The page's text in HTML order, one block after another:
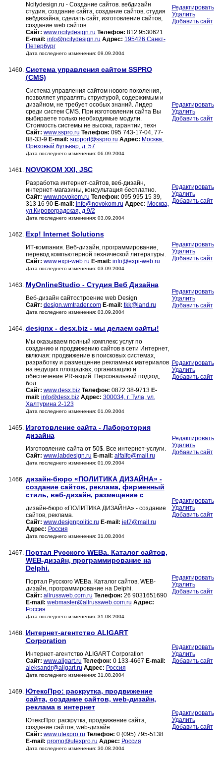
Ncitydesign.ru - Создание сайтов. вебдизайн
студия, создание сайта, создание сайтов, студия
вебдизайна, сделать сайт, изготовление сайтов,
создание web сайтов.
Сайт: www.ncitydesign.ru Телефон: 812 9530621
E-mail: info@ncitydesign.ru Адрес: 195426 Санкт-
Петербург
Дата последнего изменения: 09.09.2004
Редактировать
Удалить
Добавить сайт
1460. Система управления сайтом SSPRO
(CMS)
Система управления сайтом нового поколения,
позволяет управлять структурой, содержимым и
дизайном, не требует особых знаний. Лидер
среди систем CMS. При изготовлении сайта Вы
выбираете только необходимые модули.
Стоимость системы не высока, гарантии, техн
Сайт: www.sspro.ru Телефон: 095 743-17-04, 77-
88-33-9 E-mail: support@sspro.ru Адрес: Москва,
Ореховый бульвар, д. 57
Дата последнего изменения: 06.09.2004
Редактировать
Удалить
Добавить сайт
1461. NOVOKOM XXI, JSC
Разработка интернет-сайтов, веб-дизайн,
интернет-магазины, консультация бесплатно.
Сайт: www.novokom.ru Телефон: 095 995 15 39,
313 16 90 E-mail: info@novokom.ru Адрес: Москва,
ул.Кировоградская, д.9/2
Дата последнего изменения: 03.09.2004
Редактировать
Удалить
Добавить сайт
1462. Exp! Internet Solutions
ИТ-компания. Веб-дизайн, программирование,
перевод компьютерной технической литературы.
Сайт: www.expi-web.ru E-mail: info@expi-web.ru
Дата последнего изменения: 03.09.2004
Редактировать
Удалить
Добавить сайт
1463. MyOnlineStudio - Студия Веб Дизайна
Веб-дизайн сайтостроение web Design
Сайт: design.wmtrader.com E-mail: tkk@land.ru
Дата последнего изменения: 03.09.2004
Редактировать
Удалить
Добавить сайт
1464. designx - desx.biz - мы делаем сайты!
Мы оказываем полный комплекс услуг по
созданию и продвижению сайтов в сети Интернет,
включая: продвижение в поисковых системах,
разработку и размещение рекламных материалов
на ведущих площадках, организацию и
обеспечение PR-акций. Персональный подход,
бол
Сайт: www.desx.biz Телефон: 0872 38-9713 E-
mail: info@desx.biz Адрес: 300034, г. Тула, ул.
Халтурина 2-123
Дата последнего изменения: 01.09.2004
Редактировать
Удалить
Добавить сайт
1465. Изготовление сайта - Лаборотория
дизайна
Изготовление сайта от 50$. Все интернет-услуги.
Сайт: www.labdesign.ru E-mail: alfalfo@mail.ru
Дата последнего изменения: 01.09.2004
Редактировать
Удалить
Добавить сайт
1466. дизайн-бюро «ПОЛИТИКА ДИЗАЙНА» -
создание сайтов, реклама, фирменный
стиль, веб-дизайн, размещение с
дизайн-бюро «ПОЛИТИКА ДИЗАЙНА» - создание
сайтов, реклама.
Сайт: www.designpolitic.ru E-mail: jet7@mail.ru
Адрес: Россия
Дата последнего изменения: 31.08.2004
Редактировать
Удалить
Добавить сайт
1467. Портал Русского WEBa. Каталог сайтов,
WEB-дизайн, программирование на
Delphi.
Портал Русского WEBa. Каталог сайтов, WEB-
дизайн, программирование на Delphi.
Сайт: allrussweb.com.ru Телефон: 26 9031651690
E-mail: webmaster@allrussweb.com.ru Адрес:
Россия
Дата последнего изменения: 31.08.2004
Редактировать
Удалить
Добавить сайт
1468. Интернет-агентство ALIGART
Corporation
Интернет-агентство ALIGART Corporation
Сайт: www.aligart.ru Телефон: 0 133-4667 E-mail:
aleksandr@aligart.ru Адрес: Россия
Дата последнего изменения: 31.08.2004
Редактировать
Удалить
Добавить сайт
1469. ЮтексПро: раскрутка, продвижение
сайта, создание сайтов, web-дизайн,
реклама в интернет
ЮтексПро: раскрутка, продвижение сайта,
создание сайтов, web-дизайн
Сайт: www.utexpro.ru Телефон: 0 (095) 795-5138
E-mail: promo@utexpro.ru Адрес: Россия
Дата последнего изменения: 30.08.2004
Редактировать
Удалить
Добавить сайт